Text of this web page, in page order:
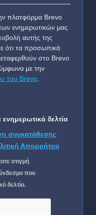
πλατφόρμα Brevo
ενημερωτικών μας
αυτής της
ότι τα προσωπικά
στο Brevo
με την
του Brevo
δελτία
συγκατάθεσης
Απορρήτου
στιγμή
που
δελτίο.